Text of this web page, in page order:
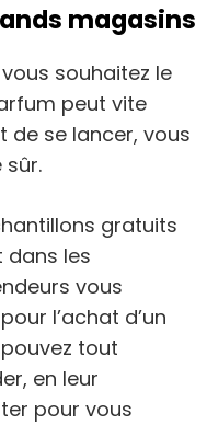
magasins
souhaitez le
peut vite
de se lancer, vous
gratuits
les
vous
l’achat d’un
tout
en leur
pour vous